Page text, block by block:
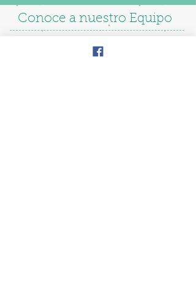
Conoce a nuestro Equipo